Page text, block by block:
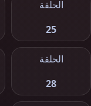
الحلقة
25
الحلقة
28